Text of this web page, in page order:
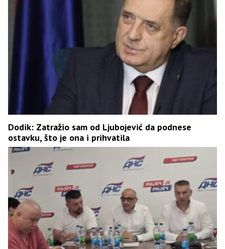
Dodik: Zatražio sam od Ljubojević da podnese
ostavku, što je ona i prihvatila